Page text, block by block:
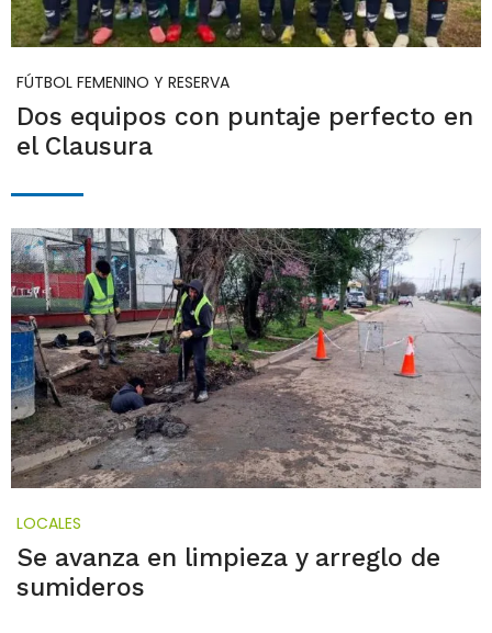
FÚTBOL FEMENINO Y RESERVA
Dos equipos con puntaje perfecto en
el Clausura
LOCALES
Se avanza en limpieza y arreglo de
sumideros